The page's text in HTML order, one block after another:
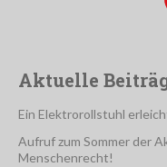
Aktuelle
Ein Elektrorollstuhl
Aufruf zum Sommer der
Menschenrecht!